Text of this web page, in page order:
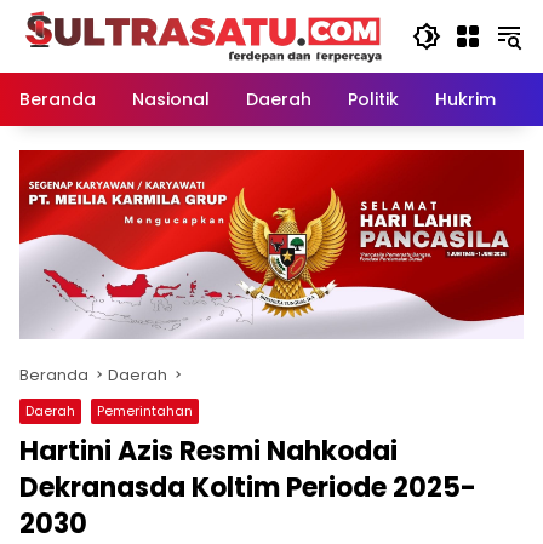
Langsung
Beranda
Nasional Daerah Politik Hukrim
Beranda Daerah
Daerah Pemerintahan
Hartini Azis Resmi Nahkodai
Dekranasda Koltim Periode 2025-
2030